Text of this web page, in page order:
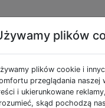
plików
plików cookie i
przeglądania naszej
i ukierunkowane
skąd pochodzą